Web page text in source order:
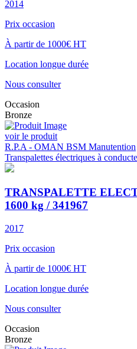
2014
Prix occasion
À partir de 1000€ HT
Location longue durée
Nous consulter
Occasion
Bronze
voir le produit
R.P.A - OMAN BSM Manutention
Transpalettes électriques à
TRANSPALETTE
1600 kg / 341967
2017
Prix occasion
À partir de 1000€ HT
Location longue durée
Nous consulter
Occasion
Bronze